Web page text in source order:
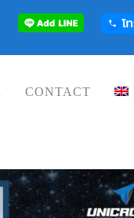
CONTACT